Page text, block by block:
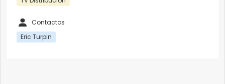
Contactos
Eric Turpin